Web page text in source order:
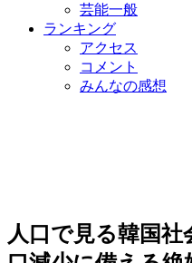
芸能一般
ランキング
アクセス
コメント
みんなの感想
人口で見る韓国